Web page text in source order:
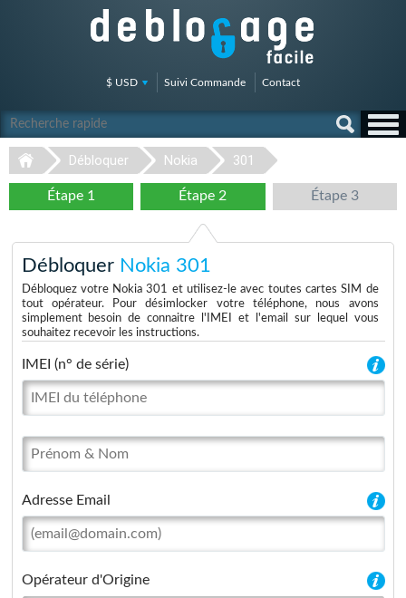
$ USD Suivi Commande Contact
Débloquer Nokia 301
Étape 1 Étape 2 Étape 3
Débloquer Nokia 301
Débloquez votre Nokia 301 et utilisez-le avec toutes cartes SIM de
tout opérateur. Pour désimlocker votre téléphone, nous avons
simplement besoin de connaitre l'IMEI et l'email sur lequel vous
souhaitez recevoir les instructions.
IMEI (n° de série)
Adresse Email
Opérateur d'Origine